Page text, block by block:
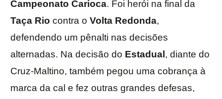
Campeonato Carioca. Foi herói na final da
Taça Rio contra o Volta Redonda,
defendendo um pênalti nas decisões
alternadas. Na decisão do Estadual , diante do
Cruz-Maltino, também pegou uma cobrança à
marca da cal e fez outras grandes defesas,